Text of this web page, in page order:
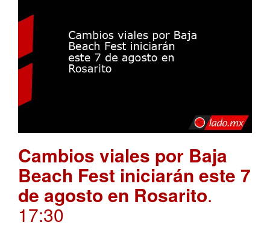
Cambios viales por Baja
Beach Fest iniciarán este 7
de agosto en Rosarito.
17:30